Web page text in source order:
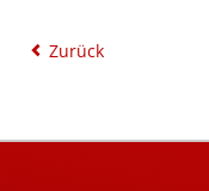
Zurück